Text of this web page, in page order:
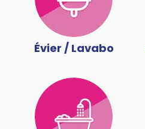
Évier / Lavabo